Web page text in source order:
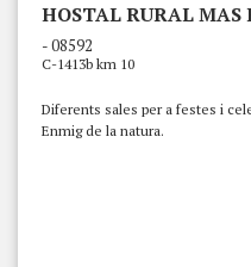
HOSTAL RURAL MAS
- 08592
C-1413b km 10
Diferents sales per a festes i
Enmig de la natura.